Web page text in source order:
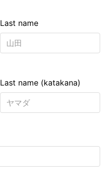
Last name
Last name (katakana)